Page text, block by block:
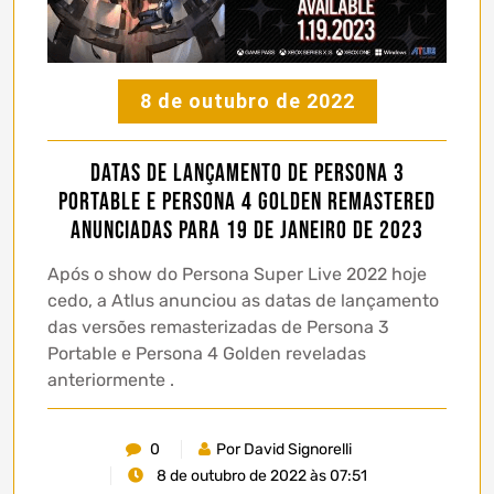
8 de outubro de 2022
Datas de lançamento de Persona 3
Portable e Persona 4 Golden Remastered
anunciadas para 19 de janeiro de 2023
Após o show do Persona Super Live 2022 hoje
cedo, a Atlus anunciou as datas de lançamento
das versões remasterizadas de Persona 3
Portable e Persona 4 Golden reveladas
anteriormente .
0
Por David Signorelli
8 de outubro de 2022 às 07:51